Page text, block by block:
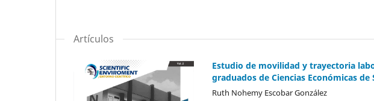
Artículos
Estudio de movilidad y trayectoria
graduados de Ciencias Económicas de
Ruth Nohemy Escobar González